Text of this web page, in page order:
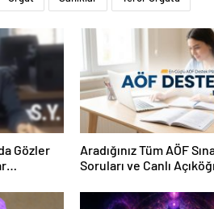
Gözler
Aradığınız Tüm AÖF
Soruları ve Canlı